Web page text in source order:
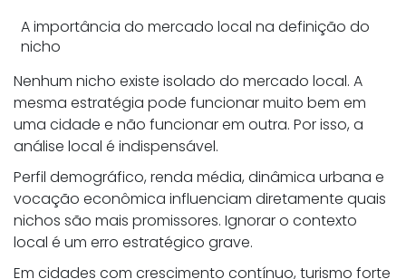
A importância do mercado local na definição do
nicho
Nenhum nicho existe isolado do mercado local. A
mesma estratégia pode funcionar muito bem em
uma cidade e não funcionar em outra. Por isso, a
análise local é indispensável.
Perfil demográfico, renda média, dinâmica urbana e
vocação econômica influenciam diretamente quais
nichos são mais promissores. Ignorar o contexto
local é um erro estratégico grave.
Em cidades com crescimento contínuo, turismo forte